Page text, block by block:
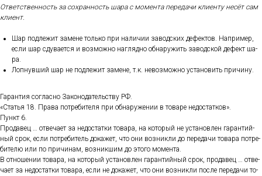
От­ветс­твен­ность за сох­ранность ша­ра с мо­мен­та пе­реда­чи кли­ен­ту не­сёт сам
кли­ент.
Шар под­ле­жит за­мене толь­ко при на­личии за­вод­ских де­фек­тов. Нап­ри­мер,
ес­ли шар сду­ва­ет­ся и воз­можно наг­лядно об­на­ружить за­вод­ской де­фект ша­
ра.
Лоп­нувший шар не под­ле­жит за­мене, т.к. не­воз­можно ус­та­новить при­чину.
Га­ран­тия сог­ласно За­коно­датель­ству РФ.
«Статья 18. Пра­ва пот­ре­бите­ля при об­на­руже­нии в то­варе не­дос­татков».
Пункт 6.
Про­давец … от­ве­ча­ет за не­дос­татки то­вара, на ко­торый не ус­та­нов­лен га­ран­тий­
ный срок, ес­ли пот­ре­битель до­кажет, что они воз­никли до пе­реда­чи то­вара пот­ре­
бите­лю или по при­чинам, воз­никшим до это­го мо­мен­та.
В от­но­шении то­вара, на ко­торый ус­та­нов­лен га­ран­тий­ный срок, про­давец … от­ве­
ча­ет за не­дос­татки то­вара, ес­ли не до­кажет, что они воз­никли пос­ле пе­реда­чи то­